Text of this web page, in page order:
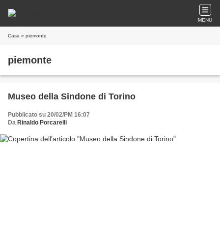
MENU
Casa » piemonte
piemonte
Museo della Sindone di Torino
Pubblicato su 20/02/PM 16:07
Da Rinaldo Porcarelli